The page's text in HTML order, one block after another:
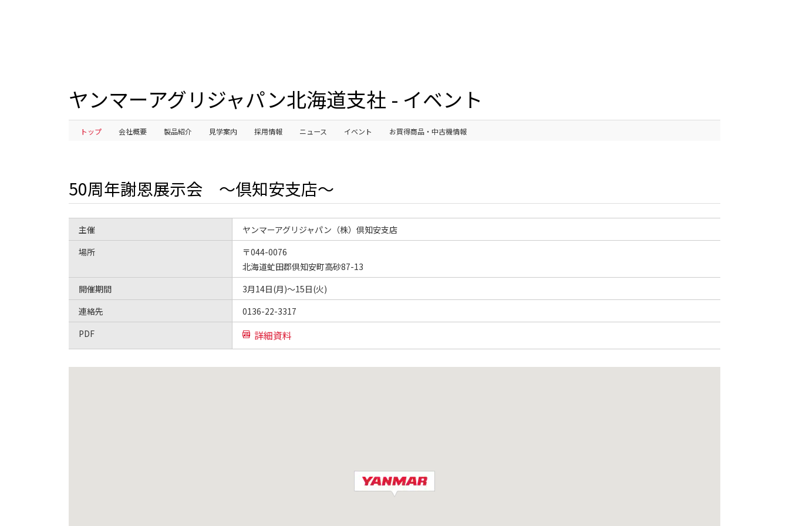
ヤンマーアグリジャパン北海道支社 - イベント
トップ 会社概要 製品紹介 見学案内 採用情報 ニュース イベント お買得商品・中古機情報
50周年謝恩展示会 ～倶知安支店～
主催
ヤンマーアグリジャパン（株）倶知安支店
場所
〒044-0076
北海道虻田郡倶知安町高砂87-13
開催期間
3月14日(月)～15日(火)
連絡先
0136-22-3317
PDF
詳細資料